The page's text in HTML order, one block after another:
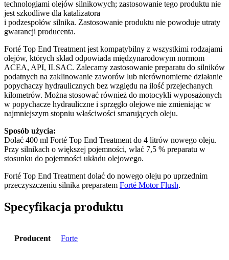
technologiami olejów silnikowych; zastosowanie tego produktu nie
jest szkodliwe dla katalizatora
i podzespołów silnika. Zastosowanie produktu nie powoduje utraty
gwarancji producenta.
Forté Top End Treatment jest kompatybilny z wszystkimi rodzajami
olejów, których skład odpowiada międzynarodowym normom
ACEA, API, ILSAC. Zalecamy zastosowanie preparatu do silników
podatnych na zaklinowanie zaworów lub nierównomierne działanie
popychaczy hydraulicznych bez względu na ilość przejechanych
kilometrów. Można stosować również do motocykli wyposażonych
w popychacze hydrauliczne i sprzęgło olejowe nie zmieniając w
najmniejszym stopniu właściwości smarujących oleju.
Sposób użycia:
Dolać 400 ml Forté Top End Treatment do 4 litrów nowego oleju.
Przy silnikach o większej pojemności, wlać 7,5 % preparatu w
stosunku do pojemności układu olejowego.
Forté Top End Treatment dolać do nowego oleju po uprzednim
przeczyszczeniu silnika preparatem Forté Motor Flush.
Specyfikacja produktu
Producent Forte